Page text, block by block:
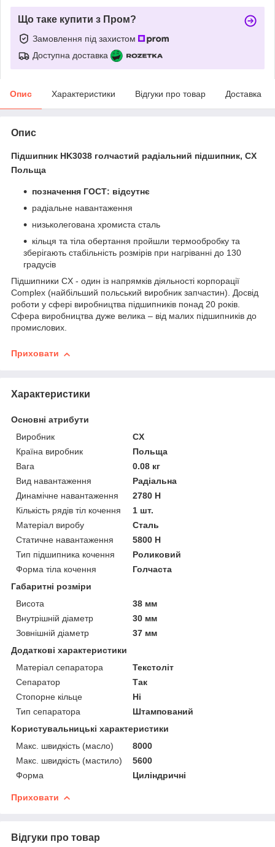
Що таке купити з Пром?
Замовлення під захистом
Доступна доставка
Опис Характеристики Відгуки про товар Доставка
Опис
Підшипник HK3038 голчастий радіальний підшипник, CX
Польща
позначення ГОСТ: відсутнє
радіальне навантаження
низьколегована хромиста сталь
кільця та тіла обертання пройшли термообробку та
зберігають стабільність розмірів при нагріванні до 130
градусів
Підшипники CX - один із напрямків діяльності корпорації
Complex (найбільший польський виробник запчастин). Досвід
роботи у сфері виробництва підшипників понад 20 років.
Сфера виробництва дуже велика – від малих підшипників до
промислових.
Приховати
Характеристики
Основні атрибути
Виробник
CX
Країна виробник
Польща
Вага
0.08 кг
Вид навантаження
Радіальна
Динамічне навантаження
2780 Н
Кількість рядів тіл кочення
1 шт.
Матеріал виробу
Сталь
Статичне навантаження
5800 Н
Тип підшипника кочення
Роликовий
Форма тіла кочення
Голчаста
Габаритні розміри
Висота
38 мм
Внутрішній діаметр
30 мм
Зовнішній діаметр
37 мм
Додаткові характеристики
Матеріал сепаратора
Текстоліт
Сепаратор
Так
Стопорне кільце
Ні
Тип сепаратора
Штампований
Користувальницькі характеристики
Макс. швидкість (масло)
8000
Макс. швидкість (мастило)
5600
Форма
Циліндричні
Приховати
Відгуки про товар